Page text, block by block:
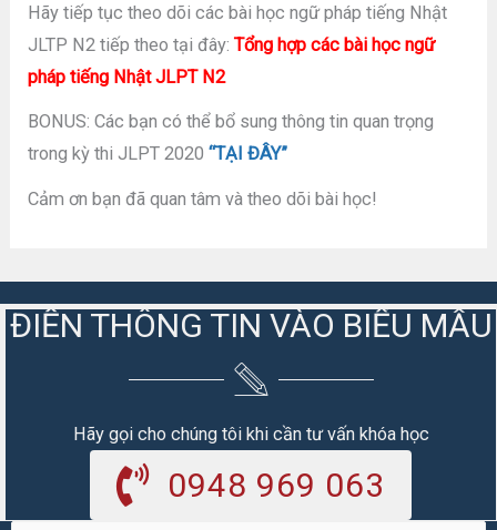
Hãy tiếp tục theo dõi các bài học ngữ pháp tiếng Nhật
JLTP N2 tiếp theo tại đây:Tổng hợp các bài học ngữ
pháp tiếng Nhật JLPT N2
BONUS: Các bạn có thể bổ sung thông tin quan trọng
trong kỳ thi JLPT 2020“TẠI ĐÂY”
Cảm ơn bạn đã quan tâm và theo dõi bài học!
ĐIỀN THÔNG TIN VÀO BIỂU MẪU
Hãy gọi cho chúng tôi khi cần tư vấn khóa học
0948 969 063